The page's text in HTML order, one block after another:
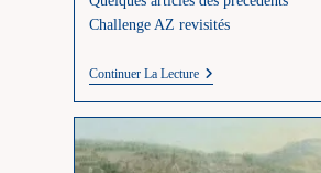
Challenge AZ revisités
Continuer La LectureChallenge
Pot-